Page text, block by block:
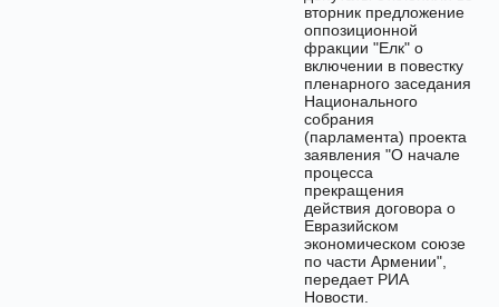
вторник предложение
оппозиционной
фракции "Елк" о
включении в повестку
пленарного заседания
Национального
собрания
(парламента) проекта
заявления "О начале
процесса
прекращения
действия договора о
Евразийском
экономическом союзе
по части Армении",
передает РИА
Новости.